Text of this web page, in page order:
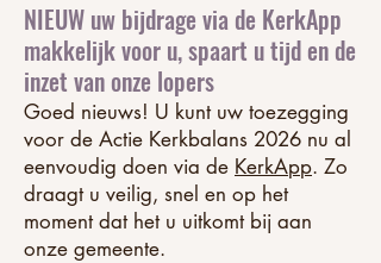
NIEUW uw bijdrage via de KerkApp
makkelijk voor u, spaart u tijd en de
inzet van onze lopers
Goed nieuws! U kunt uw toezegging
voor de Actie Kerkbalans 2026 nu al
eenvoudig doen via de KerkApp. Zo
draagt u veilig, snel en op het
moment dat het u uitkomt bij aan
onze gemeente.